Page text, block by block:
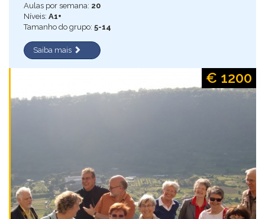
Aulas por semana: 20
Níveis: A1+
Tamanho do grupo: 5-14
Saiba mais
€ 1200